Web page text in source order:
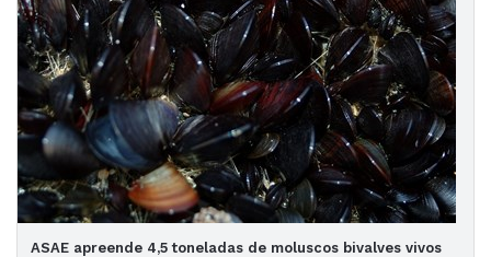
ASAE apreende 4,5 toneladas de moluscos bivalves vivos